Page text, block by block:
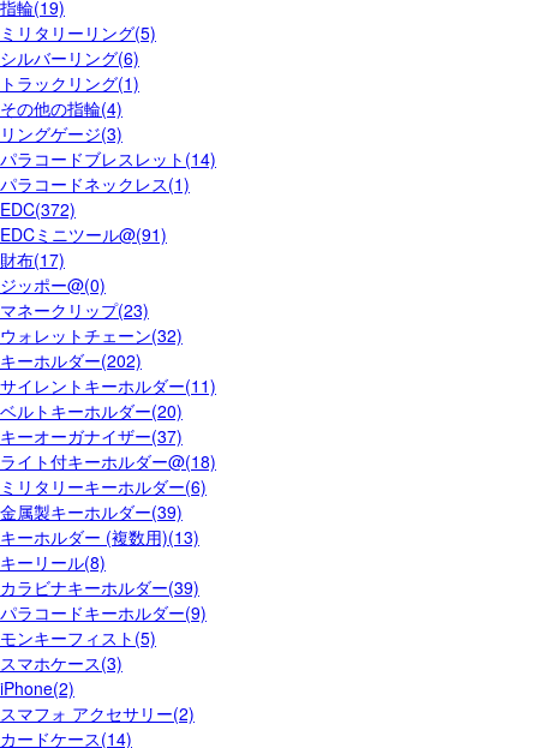
指輪(19)
ミリタリーリング(5)
シルバーリング(6)
トラックリング(1)
その他の指輪(4)
リングゲージ(3)
パラコードブレスレット(14)
パラコードネックレス(1)
EDC(372)
EDCミニツール@(91)
財布(17)
ジッポー@(0)
マネークリップ(23)
ウォレットチェーン(32)
キーホルダー(202)
サイレントキーホルダー(11)
ベルトキーホルダー(20)
キーオーガナイザー(37)
ライト付キーホルダー@(18)
ミリタリーキーホルダー(6)
金属製キーホルダー(39)
キーホルダー (複数用)(13)
キーリール(8)
カラビナキーホルダー(39)
パラコードキーホルダー(9)
モンキーフィスト(5)
スマホケース(3)
iPhone(2)
スマフォ アクセサリー(2)
カードケース(14)